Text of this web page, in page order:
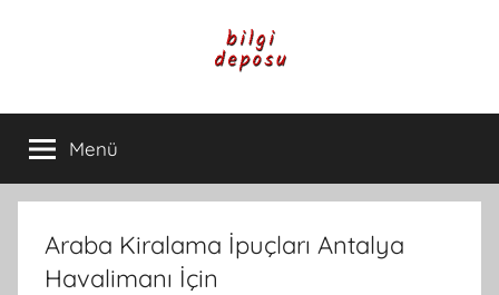
Bilgi
Deposu
Günlük
Yaşam
ve
Rehber
İçerikleri
Menü
Araba Kiralama İpuçları Antalya
Havalimanı İçin